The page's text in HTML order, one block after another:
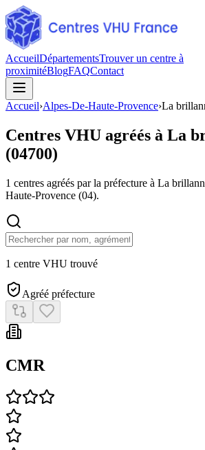
AccueilDépartementsTrouver un centre à
proximitéBlogFAQContact
Accueil›Alpes-De-Haute-Provence›La
Centres VHU agréés à La
(04700)
1 centres agréés par la préfecture à La
Haute-Provence (04).
1 centre VHU trouvé
Agréé préfecture
CMR